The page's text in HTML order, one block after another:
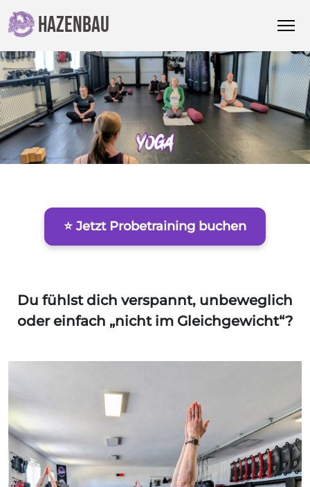
HAZENBAU
⭐ Jetzt Probetraining buchen
Du fühlst dich verspannt, unbeweglich
oder einfach „nicht im Gleichgewicht“?